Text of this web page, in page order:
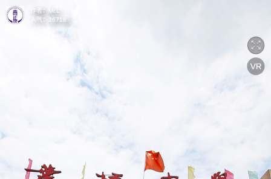
作者： Mr.L
人气：
26718